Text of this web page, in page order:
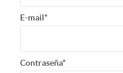
E-mail*
Contraseña*